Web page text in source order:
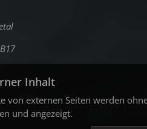
B17
Inhalt
von externen Seiten werden
und angezeigt.